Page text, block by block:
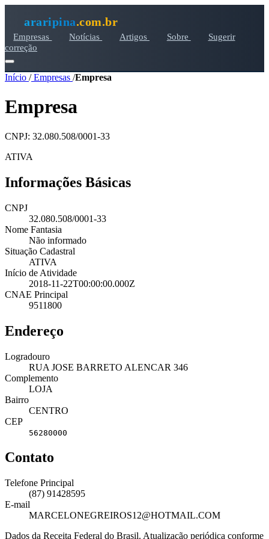
araripina.com.br
Empresas Notícias Artigos Sobre
Sugerir
correção
Início /Empresas /Empresa
Empresa
CNPJ: 32.080.508/0001-33
ATIVA
Informações Básicas
CNPJ
32.080.508/0001-33
Nome Fantasia
Não informado
Situação Cadastral
ATIVA
Início de Atividade
2018-11-22T00:00:00.000Z
CNAE Principal
9511800
Endereço
Logradouro
RUA JOSE BARRETO ALENCAR 346
Complemento
LOJA
Bairro
CENTRO
CEP
56280000
Contato
Telefone Principal
(87) 91428595
E-mail
MARCELONEGREIROS12@HOTMAIL.COM
Dados da Receita Federal do Brasil. Atualização periódica conforme